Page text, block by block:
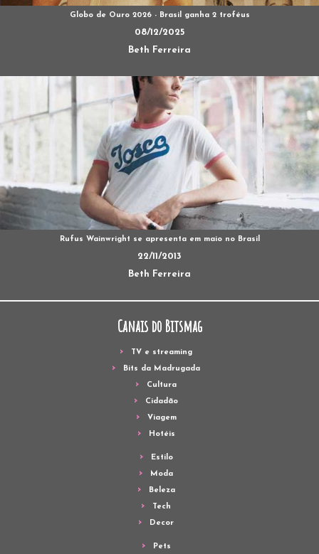
Globo de Ouro 2026 - Brasil ganha 2 troféus
08/12/2025
Beth Ferreira
Rufus Wainwright se apresenta em maio no Brasil
22/11/2013
Beth Ferreira
Canais do Bitsmag
TV e streaming
Bits da Madrugada
Cultura
Cidadão
Viagem
Hotéis
Estilo
Moda
Beleza
Tech
Decor
Pets